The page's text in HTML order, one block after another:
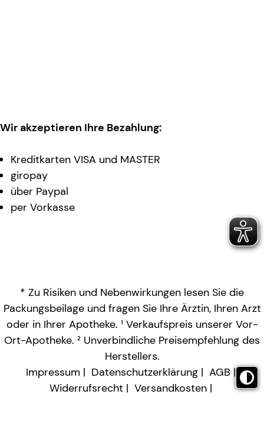
Wir akzeptieren Ihre Bezahlung:
Kreditkarten VISA und MASTER
giropay
über Paypal
per Vorkasse
* Zu Risiken und Nebenwirkungen lesen Sie die
Packungsbeilage und fragen Sie Ihre Ärztin, Ihren Arzt
oder in Ihrer Apotheke. ¹ Verkaufspreis unserer Vor-
Ort-Apotheke. ² Unverbindliche Preisempfehlung des
Herstellers.
Impressum
Datenschutzerklärung
AGB
Widerrufsrecht
Versandkosten